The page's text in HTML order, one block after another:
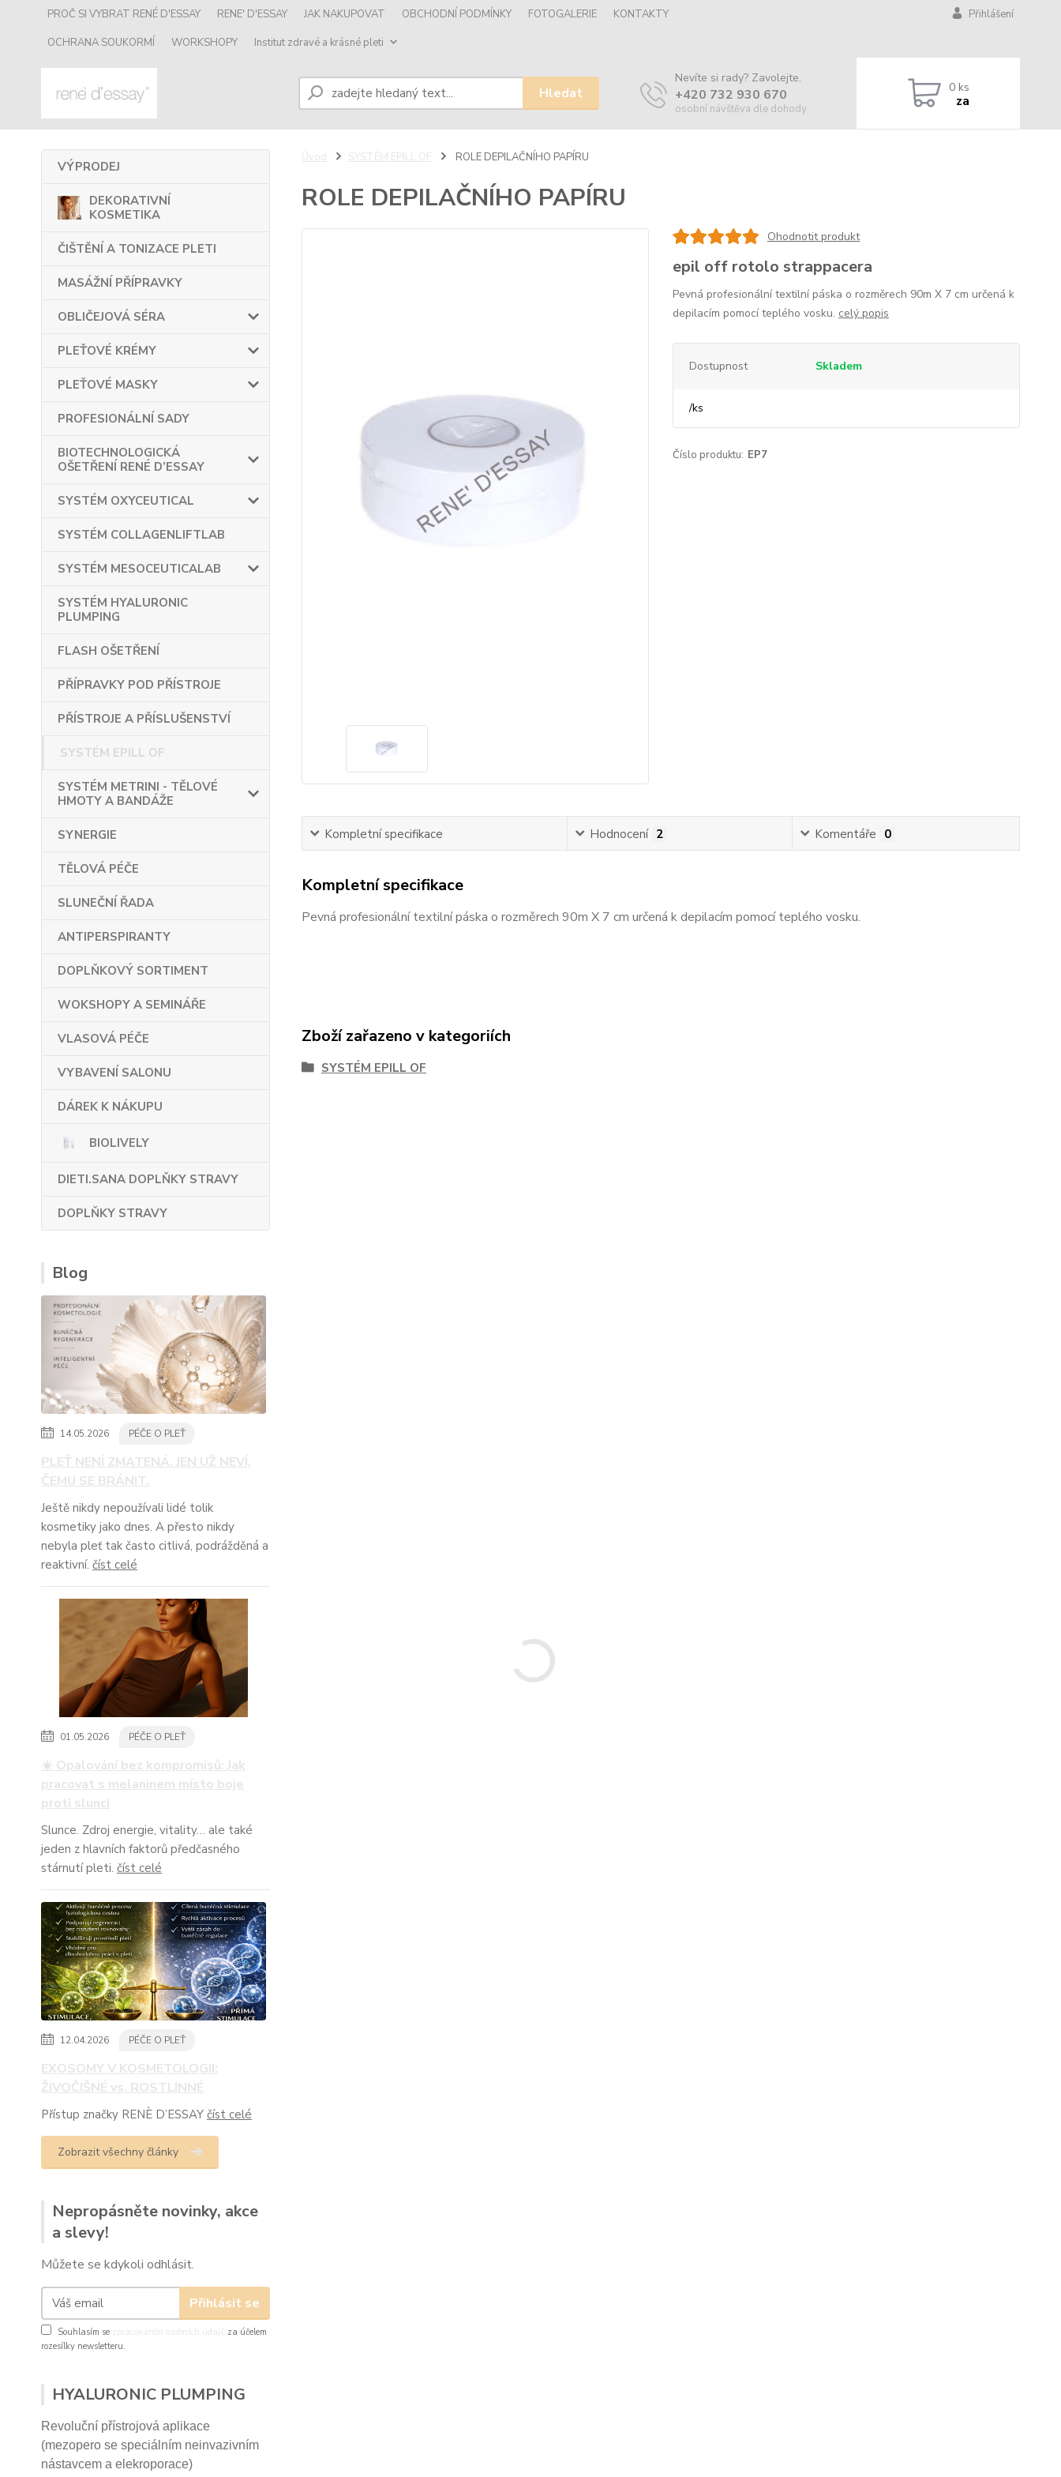
PROČ SI VYBRAT RENÉ D'ESSAY RENE' D'ESSAY JAK NAKUPOVAT OBCHODNÍ PODMÍNKY FOTOGALERIE
KONTAKTY
OCHRANA SOUKORMÍ
WORKSHOPY Institut zdravé a krásné pleti
Přihlášení
Hledat
Nevíte si rady? Zavolejte.
+420 732 930 670
osobní návštěva dle dohody
0 ks
za
VÝPRODEJ
DEKORATIVNÍ
KOSMETIKA
ČIŠTĚNÍ A TONIZACE PLETI
MASÁŽNÍ PŘÍPRAVKY
OBLIČEJOVÁ SÉRA
PLEŤOVÉ KRÉMY
PLEŤOVÉ MASKY
PROFESIONÁLNÍ SADY
BIOTECHNOLOGICKÁ
OŠETŘENÍ RENÉ D’ESSAY
SYSTÉM OXYCEUTICAL
SYSTÉM COLLAGENLIFTLAB
SYSTÉM MESOCEUTICALAB
SYSTÉM HYALURONIC
PLUMPING
FLASH OŠETŘENÍ
PŘÍPRAVKY POD PŘÍSTROJE
PŘÍSTROJE A PŘÍSLUŠENSTVÍ
SYSTÉM EPILL OF
SYSTÉM METRINI - TĚLOVÉ
HMOTY A BANDÁŽE
SYNERGIE
TĚLOVÁ PÉČE
SLUNEČNÍ ŘADA
ANTIPERSPIRANTY
DOPLŇKOVÝ SORTIMENT
WOKSHOPY A SEMINÁŘE
VLASOVÁ PÉČE
VYBAVENÍ SALONU
DÁREK K NÁKUPU
BIOLIVELY
DIETI.SANA DOPLŇKY STRAVY
DOPLŇKY STRAVY
Blog
14.05.2026 PÉČE O PLEŤ
PLEŤ NENÍ ZMATENÁ. JEN UŽ NEVÍ,
ČEMU SE BRÁNIT.
Ještě nikdy nepoužívali lidé tolik
kosmetiky jako dnes. A přesto nikdy
nebyla pleť tak často citlivá, podrážděná a
reaktivní. číst celé
01.05.2026 PÉČE O PLEŤ
☀️ Opalování bez kompromisů: Jak
pracovat s melaninem místo boje
proti slunci
Slunce. Zdroj energie, vitality… ale také
jeden z hlavních faktorů předčasného
stárnutí pleti. číst celé
12.04.2026 PÉČE O PLEŤ
EXOSOMY V KOSMETOLOGII:
ŽIVOČIŠNÉ vs. ROSTLINNÉ
Přístup značky RENÈ D’ESSAY číst celé
Zobrazit všechny články
Nepropásněte novinky, akce
a slevy!
Můžete se kdykoli odhlásit.
Přihlásit se
Souhlasím se zpracováním osobních údajů
za účelem
rozesílky newsletteru.
HYALURONIC PLUMPING
Revoluční přístrojová aplikace
(mezopero se speciálním neinvazivním
nástavcem a elekroporace)
Úvod SYSTÉM EPILL OF ROLE DEPILAČNÍHO PAPÍRU
ROLE DEPILAČNÍHO PAPÍRU
Ohodnotit produkt
epil off rotolo strappacera
Pevná profesionální textilní páska o rozměrech 90m X 7 cm určená k
depilacím pomocí teplého vosku. celý popis
Dostupnost Skladem
/ks
Číslo produktu: EP7
Kompletní specifikace Hodnocení 2 Komentáře 0
Kompletní specifikace
Pevná profesionální textilní páska o rozměrech 90m X 7 cm určená k depilacím pomocí teplého vosku.
Zboží zařazeno v kategoriích
SYSTÉM EPILL OF